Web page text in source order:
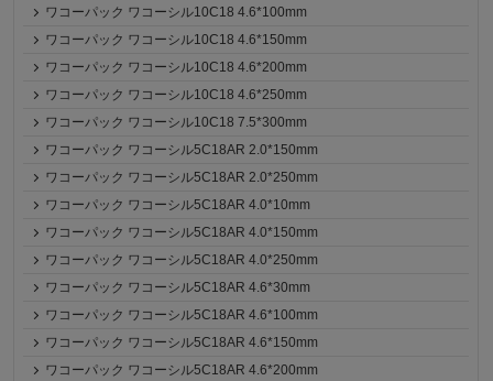
ワコーパック ワコーシル10C18 4.6*100mm
ワコーパック ワコーシル10C18 4.6*150mm
ワコーパック ワコーシル10C18 4.6*200mm
ワコーパック ワコーシル10C18 4.6*250mm
ワコーパック ワコーシル10C18 7.5*300mm
ワコーパック ワコーシル5C18AR 2.0*150mm
ワコーパック ワコーシル5C18AR 2.0*250mm
ワコーパック ワコーシル5C18AR 4.0*10mm
ワコーパック ワコーシル5C18AR 4.0*150mm
ワコーパック ワコーシル5C18AR 4.0*250mm
ワコーパック ワコーシル5C18AR 4.6*30mm
ワコーパック ワコーシル5C18AR 4.6*100mm
ワコーパック ワコーシル5C18AR 4.6*150mm
ワコーパック ワコーシル5C18AR 4.6*200mm